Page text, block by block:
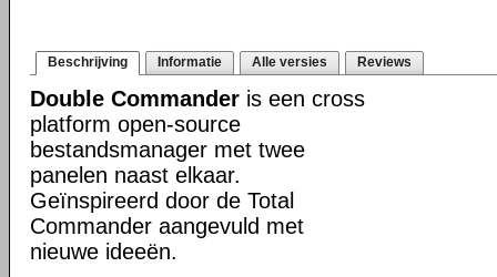
Beschrijving Informatie Alle versies Reviews
Double Commander is een cross
platform open-source
bestandsmanager met twee
panelen naast elkaar.
Geïnspireerd door de Total
Commander aangevuld met
nieuwe ideeën.